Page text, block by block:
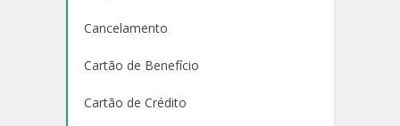
Cancelamento
Cartão de Benefício
Cartão de Crédito